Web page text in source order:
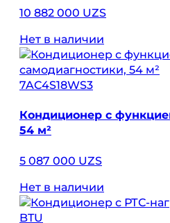
10 882 000 UZS
Нет в наличии
7AC4S18WS3
Кондиционер с
54 м²
5 087 000 UZS
Нет в наличии